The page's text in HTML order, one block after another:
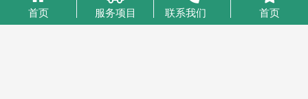
粤ICP备2023046221号-1
首页 服务项目 联系我们 首页